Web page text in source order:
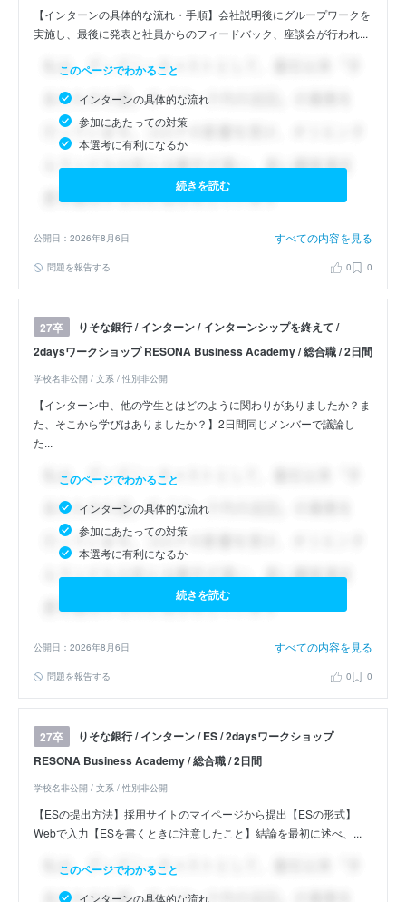
【インターンの具体的な流れ・手順】会社説明後にグループワークを
実施し、最後に発表と社員からのフィードバック、座談会が行われ...
このページでわかること
インターンの具体的な流れ
参加にあたっての対策
本選考に有利になるか
続きを読む
公開日：2026年8月6日 すべての内容を見る
問題を報告する 0 0
27卒
りそな銀行 / インターン / インターンシップを終えて /
2daysワークショップ RESONA Business Academy / 総合職 / 2日間
学校名非公開 / 文系 / 性別非公開
【インターン中、他の学生とはどのように関わりがありましたか？ま
た、そこから学びはありましたか？】2日間同じメンバーで議論し
た...
このページでわかること
インターンの具体的な流れ
参加にあたっての対策
本選考に有利になるか
続きを読む
公開日：2026年8月6日 すべての内容を見る
問題を報告する 0 0
27卒
りそな銀行 / インターン / ES / 2daysワークショップ
RESONA Business Academy / 総合職 / 2日間
学校名非公開 / 文系 / 性別非公開
【ESの提出方法】採用サイトのマイページから提出【ESの形式】
Webで入力【ESを書くときに注意したこと】結論を最初に述べ、...
このページでわかること
インターンの具体的な流れ